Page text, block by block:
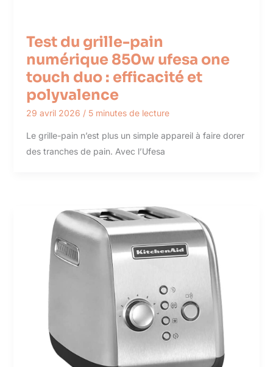
Test du grille-pain
numérique 850w ufesa one
touch duo : efficacité et
polyvalence
29 avril 2026 / 5 minutes de lecture
Le grille-pain n’est plus un simple appareil à faire dorer
des tranches de pain. Avec l’Ufesa